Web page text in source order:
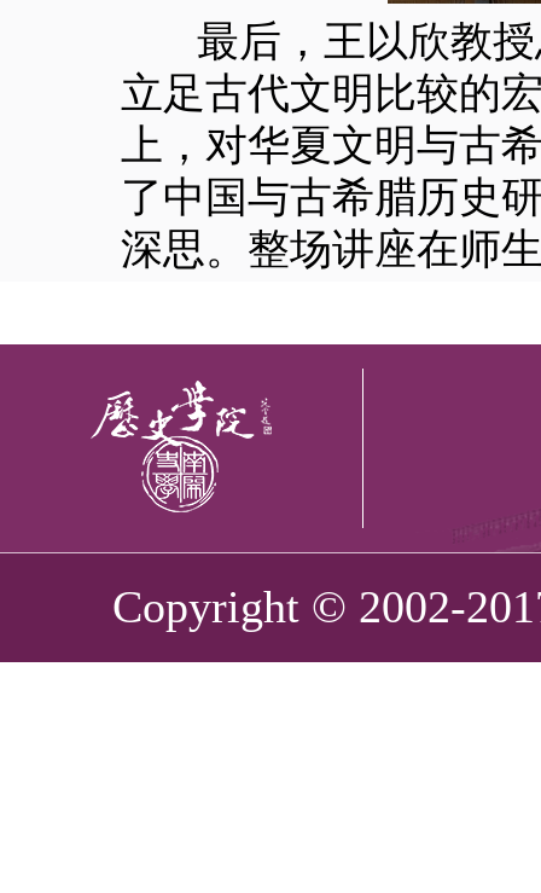
最后，王以欣教授
立足古代文明比较的
上，对华夏文明与古
了中国与古希腊历史
深思。整场讲座在师
Copyright © 2002-